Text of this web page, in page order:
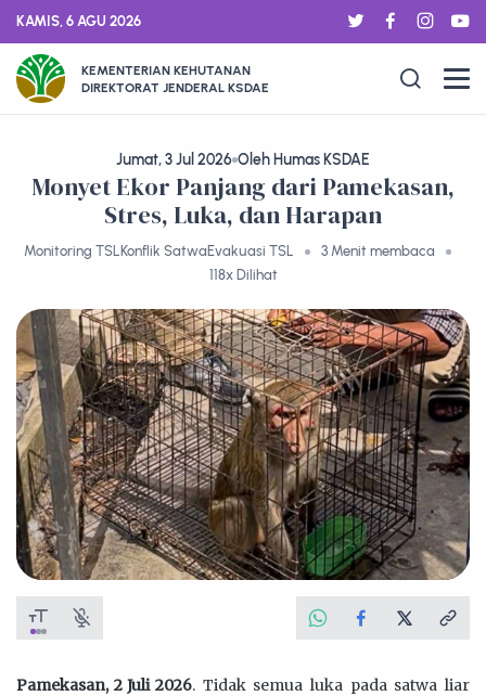
KAMIS, 6 AGU 2026
KEMENTERIAN KEHUTANAN
DIREKTORAT JENDERAL KSDAE
Jumat, 3 Jul 2026 Oleh Humas KSDAE
Monyet Ekor Panjang dari Pamekasan,
Stres, Luka, dan Harapan
Monitoring TSL Konflik Satwa Evakuasi TSL
3 Menit membaca
118x Dilihat
ARTIKEL
Pamekasan, 2 Juli 2026. Tidak semua luka pada satwa liar